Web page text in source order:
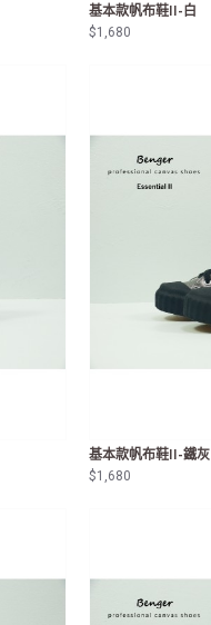
基本款帆布鞋II-白
$1,680
基本款帆布鞋II-鐵灰
$1,680